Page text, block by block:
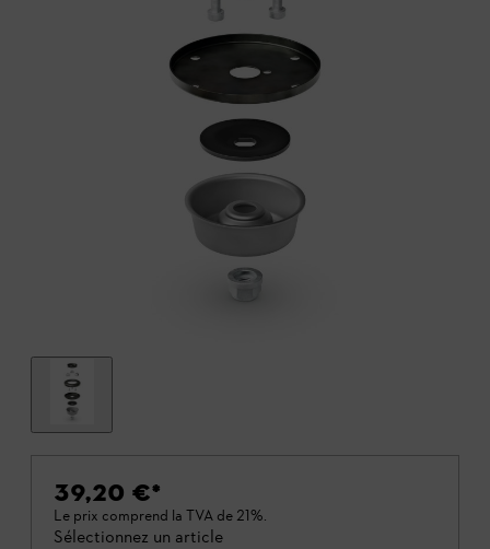
39,20 €*
Le prix comprend la TVA de 21%.
Sélectionnez un article